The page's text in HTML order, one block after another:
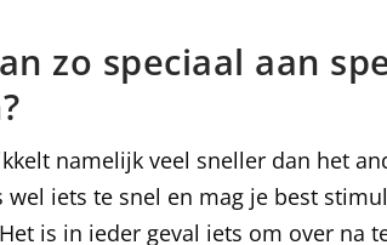
zo speciaal aan
namelijk veel sneller dan het
wel iets te snel en mag je best
Het is in ieder geval iets om over na